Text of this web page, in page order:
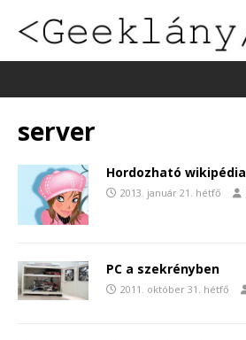
server
Hordozható wikipédia
2013. január 21. hétfő
PC a szekrényben
2011. október 31. hétfő